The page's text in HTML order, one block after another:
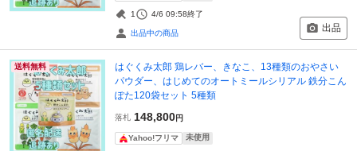
1 4/6 09:58終了
出品中の商品 出品
送料無料
はぐくみ太郎 鶏レバー、きなこ、13種類のおやさい
パウダー、はじめてのオートミールシリアル 鉄分こん
ぽた120袋セット 5種類
落札 148,800円
Yahoo!フリマ 未使用